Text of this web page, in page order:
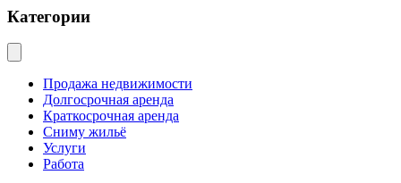
Категории
Продажа недвижимости
Долгосрочная аренда
Краткосрочная аренда
Сниму жильё
Услуги
Работа